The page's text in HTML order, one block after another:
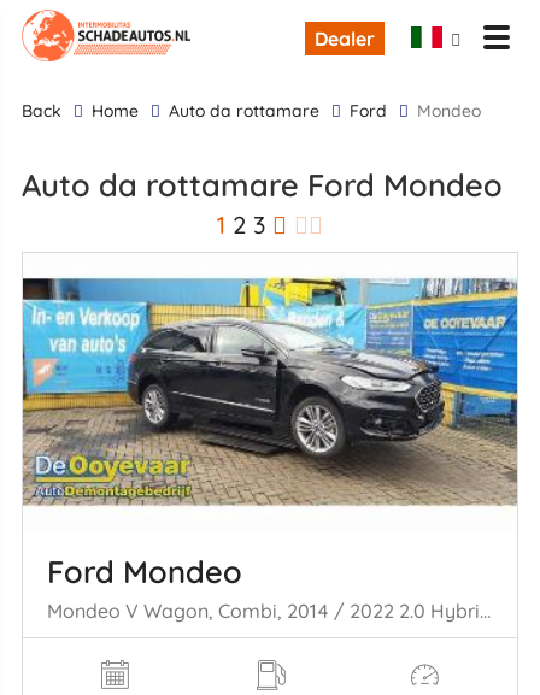
Dealer
back Home Auto da rottamare Ford Mondeo
Auto da rottamare Ford Mondeo
1 2 3
Ford Mondeo
Mondeo V Wagon, Combi, 2014 / 2022 2.0 Hybrid 16V